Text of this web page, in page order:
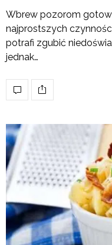
Wbrew pozorom
najprostszych
potrafi zgubić
jednak…